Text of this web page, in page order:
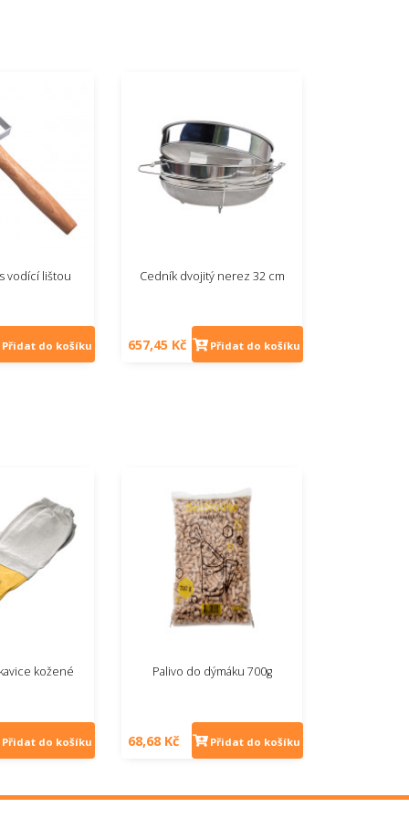
vodící lištou
Přidat do košíku
Cedník dvojitý nerez 32 cm
657,45 Kč Přidat do košíku
kožené
Přidat do košíku
Palivo do dýmáku 700g
68,68 Kč Přidat do košíku